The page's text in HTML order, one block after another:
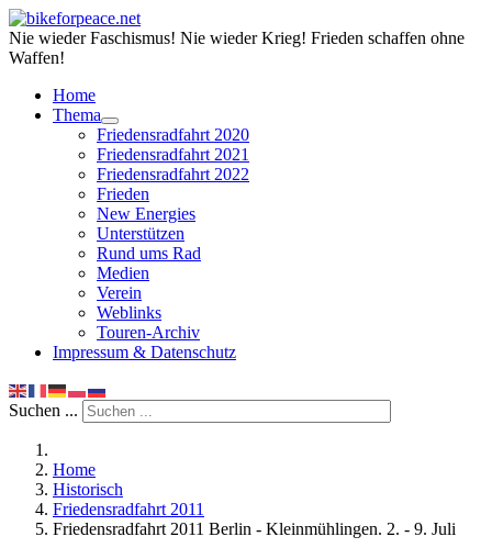
Nie wieder Faschismus! Nie wieder Krieg! Frieden schaffen ohne
Waffen!
Home
Thema
Friedensradfahrt 2020
Friedensradfahrt 2021
Friedensradfahrt 2022
Frieden
New Energies
Unterstützen
Rund ums Rad
Medien
Verein
Weblinks
Touren-Archiv
Impressum & Datenschutz
Suchen ...
Home
Historisch
Friedensradfahrt 2011
Friedensradfahrt 2011 Berlin - Kleinmühlingen. 2. - 9. Juli